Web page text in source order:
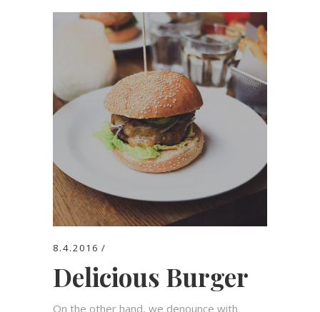
8.4.2016
Delicious Burger
On the other hand, we denounce with